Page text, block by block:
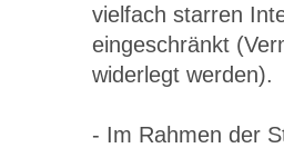
vielfach starren
eingeschränkt
widerlegt werden).
- Im Rahmen der